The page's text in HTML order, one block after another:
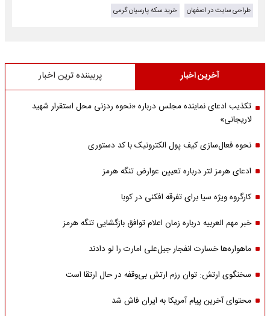
طراحی سایت در اصفهان
خرید سکه پارسیان گرمی
آخرین اخبار پربیننده ترین اخبار
تکذیب ادعای نماینده مجلس درباره «نحوه ردزنی محل استقرار شهید
لاریجانی»
نحوه فعال‌سازی کیف پول الکترونیک با کد دستوری
ادعای هرمز لتر درباره تعیین عوارض تنگه هرمز
کارگروه ویژه سیا برای تفرقه افکنی در کوبا
خبر مهم العربیه درباره زمان اعلام توافق بازگشایی تنگه هرمز
ماهواره‌‌ها خسارت انفجار جبل‌علی امارت را لو دادند
سخنگوی ارتش: توان رزم ارتش بی‌وقفه در حال ارتقا است
محتوای آخرین پیام آمریکا به ایران فاش شد